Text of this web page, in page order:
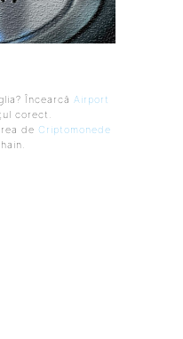
ÎncearcăAirport
corect.
deCriptomonede